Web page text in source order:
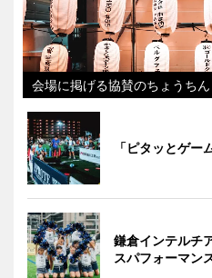
会場に掲げる協賛のちょうちん
「ピタッとゲー
鎌倉インテルチ
スパフォーマン